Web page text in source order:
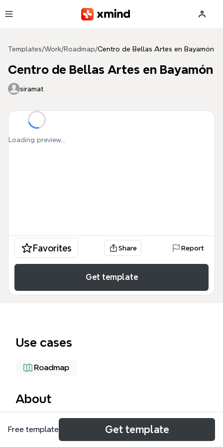
Templates/Work/Roadmap/Centro de Bellas Artes en Bayamón
Centro de Bellas Artes en Bayamón
siramat
Loading preview...
Favorites Share Report
Get template
Use cases
Roadmap
About
El Centro de Bellas Artes en Bayamón es un
proyecto integral de construcción y equipamiento
Free template Get template